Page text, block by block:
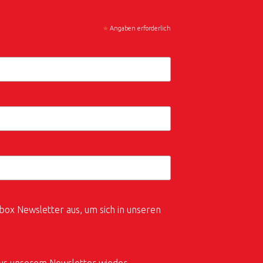
* Angaben erforderlich
Newsletter aus, um sich in unseren